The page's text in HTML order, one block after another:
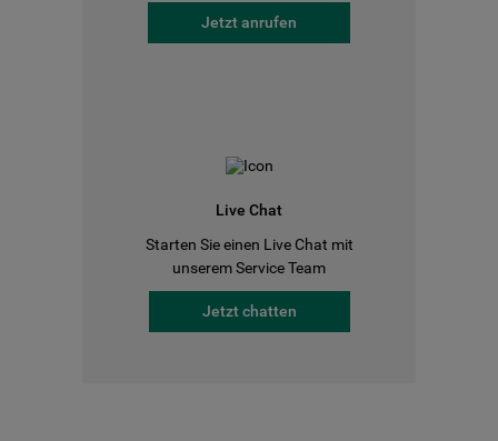
Jetzt anrufen
Live Chat
Starten Sie einen Live Chat mit
unserem Service Team
Jetzt chatten